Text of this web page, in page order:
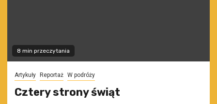
8 min przeczytania
Artykuły Reportaż W podróży
Cztery strony świąt